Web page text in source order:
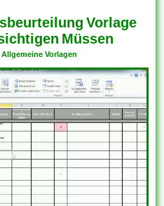
Vorlage
Müssen
Allgemeine Vorlagen